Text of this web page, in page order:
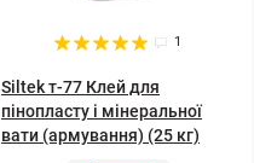
1
Siltek т-77 Клей для
пінопласту і мінеральної
вати (армування) (25 кг)